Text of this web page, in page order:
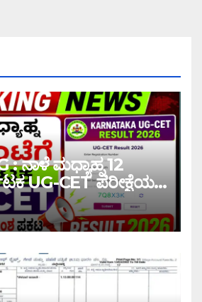
: ನಾಳೆ ಮಧ್ಯಾಹ್ನ 12
UG-CET ಪರೀಕ್ಷೆಯ
|UG-CET Result